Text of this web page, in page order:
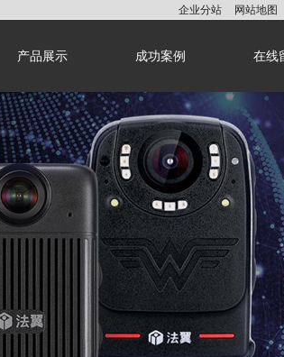
企业分站 网站地图
产品展示 成功案例 在线